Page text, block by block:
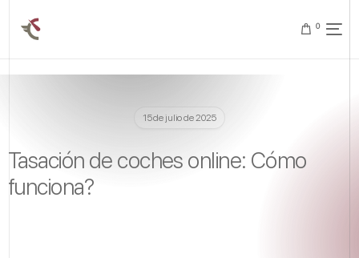
0
15 de julio de 2025
Tasación de coches online: Cómo
funciona?